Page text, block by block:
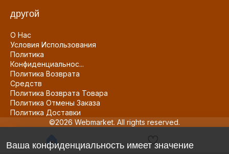
другой
О Нас
Условия Использования
Политика
Конфиденциальнос...
Политика Возврата
Средств
Политика Возврата Товара
Политика Отмены Заказа
Политика Доставки
©2026 Webmarket. All rights reserved.
Ваша конфиденциальность имеет значение